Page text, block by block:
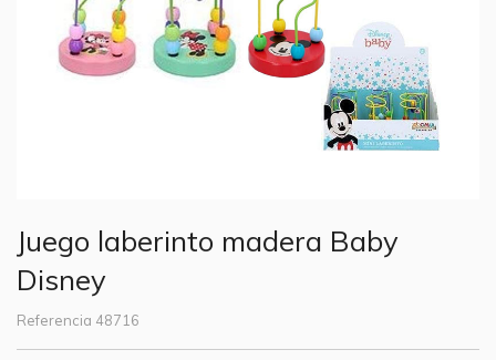
Juego laberinto madera Baby
Disney
Referencia 48716